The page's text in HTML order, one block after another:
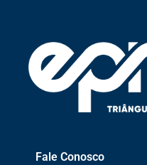
Fale Conosco